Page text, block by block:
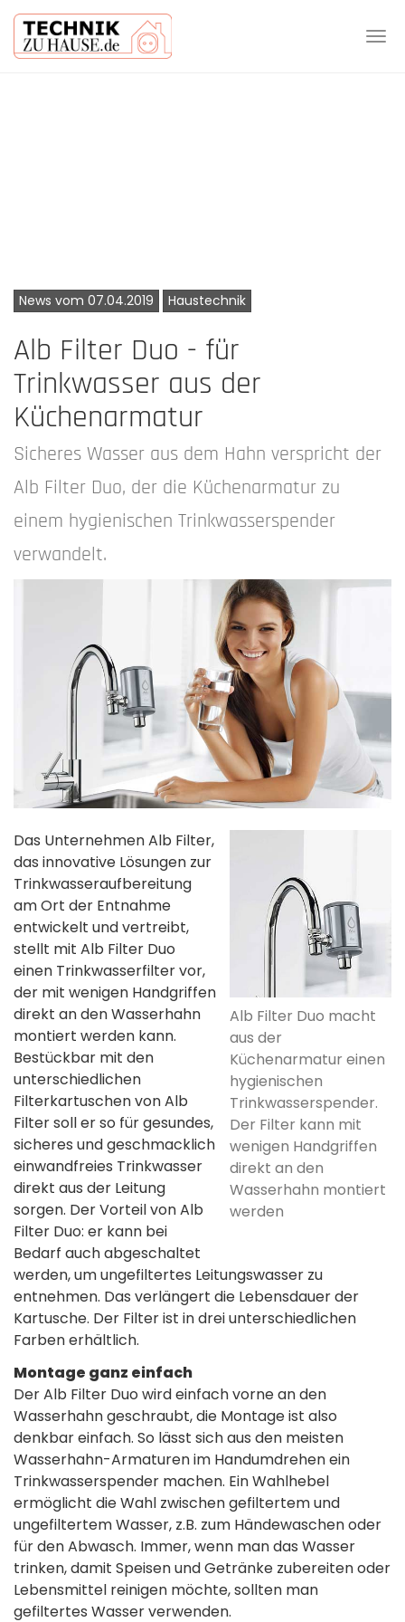
News vom 07.04.2019 Haustechnik
Alb Filter Duo - für
Trinkwasser aus der
Küchenarmatur
Sicheres Wasser aus dem Hahn verspricht der
Alb Filter Duo, der die Küchenarmatur zu
einem hygienischen Trinkwasserspender
verwandelt.
Alb Filter Duo macht
aus der
Küchenarmatur einen
hygienischen
Trinkwasserspender.
Der Filter kann mit
wenigen Handgriffen
direkt an den
Wasserhahn montiert
werden
Das Unternehmen Alb Filter,
das innovative Lösungen zur
Trinkwasseraufbereitung
am Ort der Entnahme
entwickelt und vertreibt,
stellt mit Alb Filter Duo
einen Trinkwasserfilter vor,
der mit wenigen Handgriffen
direkt an den Wasserhahn
montiert werden kann.
Bestückbar mit den
unterschiedlichen
Filterkartuschen von Alb
Filter soll er so für gesundes,
sicheres und geschmacklich
einwandfreies Trinkwasser
direkt aus der Leitung
sorgen. Der Vorteil von Alb
Filter Duo: er kann bei
Bedarf auch abgeschaltet
werden, um ungefiltertes Leitungswasser zu
entnehmen. Das verlängert die Lebensdauer der
Kartusche. Der Filter ist in drei unterschiedlichen
Farben erhältlich.
Montage ganz einfach
Der Alb Filter Duo wird einfach vorne an den
Wasserhahn geschraubt, die Montage ist also
denkbar einfach. So lässt sich aus den meisten
Wasserhahn-Armaturen im Handumdrehen ein
Trinkwasserspender machen. Ein Wahlhebel
ermöglicht die Wahl zwischen gefiltertem und
ungefiltertem Wasser, z.B. zum Händewaschen oder
für den Abwasch. Immer, wenn man das Wasser
trinken, damit Speisen und Getränke zubereiten oder
Lebensmittel reinigen möchte, sollten man
gefiltertes Wasser verwenden.